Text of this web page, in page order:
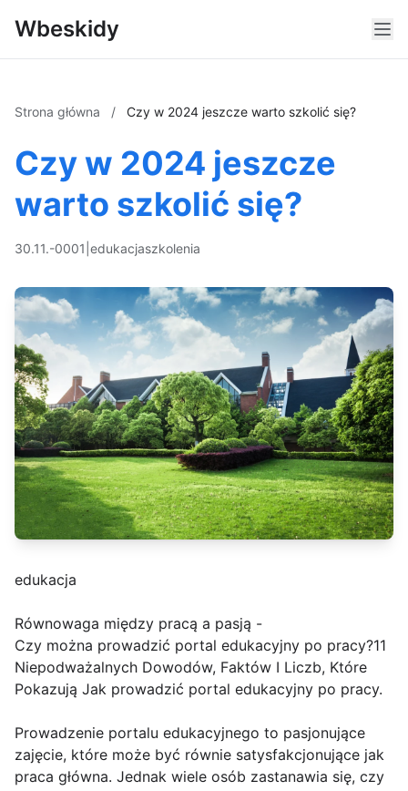
Wbeskidy
Strona główna / Czy w 2024 jeszcze warto szkolić się?
Czy w 2024 jeszcze
warto szkolić się?
30.11.-0001 edukacjaszkolenia
edukacja
Równowaga między pracą a pasją -
Czy można prowadzić portal edukacyjny po pracy?11
Niepodważalnych Dowodów, Faktów I Liczb, Które
Pokazują Jak prowadzić portal edukacyjny po pracy.
Prowadzenie portalu edukacyjnego to pasjonujące
zajęcie, które może być równie satysfakcjonujące jak
praca główna. Jednak wiele osób zastanawia się, czy